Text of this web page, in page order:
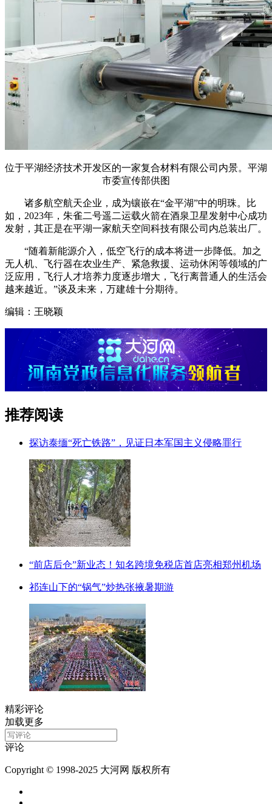
位于平湖经济技术开发区的一家复合材料有限公司内景。平湖
市委宣传部供图
诸多航空航天企业，成为镶嵌在“金平湖”中的明珠。比
如，2023年，朱雀二号遥二运载火箭在酒泉卫星发射中心成功
发射，其正是在平湖一家航天空间科技有限公司内总装出厂。
“随着新能源介入，低空飞行的成本将进一步降低。加之
无人机、飞行器在农业生产、紧急救援、运动休闲等领域的广
泛应用，飞行人才培养力度逐步增大，飞行离普通人的生活会
越来越近。”谈及未来，万建雄十分期待。
编辑：王晓颖
推荐阅读
探访泰缅“死亡铁路”，见证日本军国主义侵略罪行
“前店后仓”新业态！知名跨境免税店首店亮相郑州机场
祁连山下的“锅气”炒热张掖暑期游
精彩评论
加载更多
评论
Copyright © 1998-2025 大河网 版权所有